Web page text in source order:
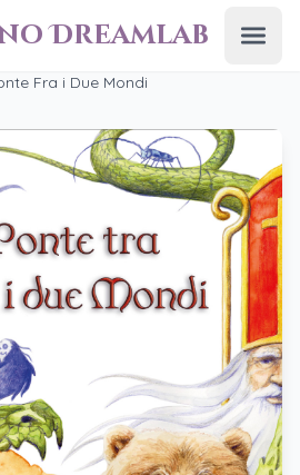
Dreamlab Apri
Fra i Due Mondi